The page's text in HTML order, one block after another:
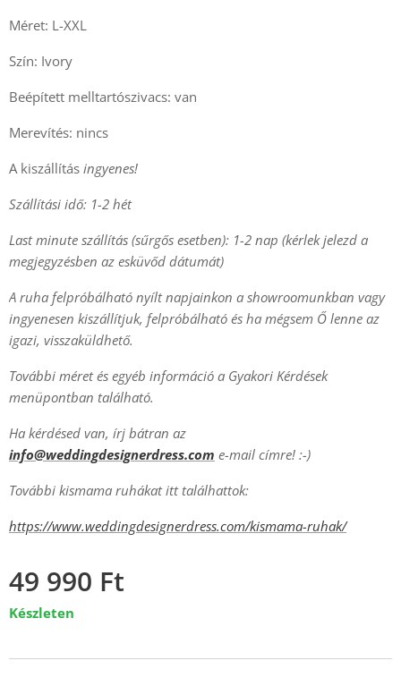
Méret: L-XXL
Szín: Ivory
Beépített melltartószivacs: van
Merevítés: nincs
A kiszállítás ingyenes!
Szállítási idő: 1-2 hét
Last minute szállítás (sűrgős esetben): 1-2 nap (kérlek jelezd a
megjegyzésben az esküvőd dátumát)
A ruha felpróbálható nyílt napjainkon a showroomunkban vagy
ingyenesen kiszállítjuk, felpróbálható és ha mégsem Ő lenne az
igazi, visszaküldhető.
További méret és egyéb információ a Gyakori Kérdések
menüpontban található.
Ha kérdésed van, írj bátran az
info@weddingdesignerdress.com e-mail címre! :-)
További kismama ruhákat itt találhattok:
https://www.weddingdesignerdress.com/kismama-ruhak/
49 990 Ft
Készleten